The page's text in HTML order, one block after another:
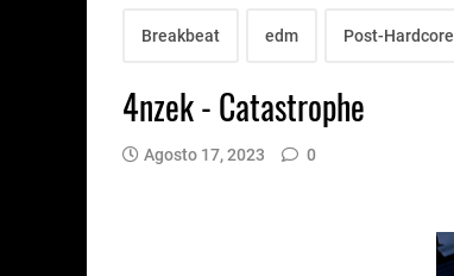
Breakbeat edm Post-Hardcore
4nzek - Catastrophe
Agosto 17, 2023 0